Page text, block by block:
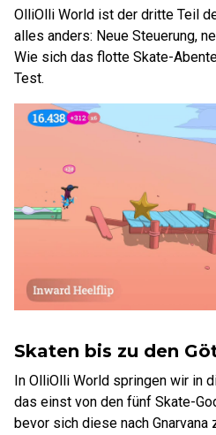
OlliOlli World ist der dritte Teil
alles anders: Neue Steuerung,
Wie sich das flotte Skate-
Test.
Skaten bis zu den
In OlliOlli World springen wir in
das einst von den fünf Skate-
bevor sich diese nach Gnarvana